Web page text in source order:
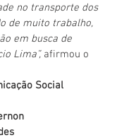
no transporte dos
de muito trabalho,
em busca de
Lima”, afirmou o
Social